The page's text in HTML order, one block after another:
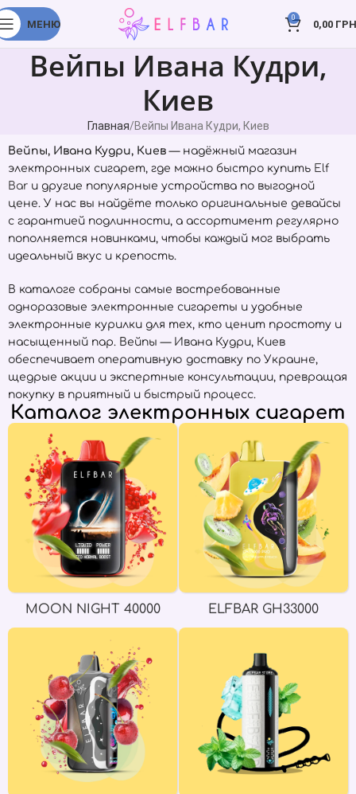
МЕНЮ
0
0,00
Вейпы Ивана Кудри,
Киев
Главная Вейпы Ивана Кудри, Киев
Вейпы, Ивана Кудри, Киев — надёжный магазин
электронных сигарет, где можно быстро купить Elf
Bar и другие популярные устройства по выгодной
цене. У нас вы найдёте только оригинальные девайсы
с гарантией подлинности, а ассортимент регулярно
пополняется новинками, чтобы каждый мог выбрать
идеальный вкус и крепость.
В каталоге собраны самые востребованные
одноразовые электронные сигареты и удобные
электронные курилки для тех, кто ценит простоту и
насыщенный пар. Вейпы — Ивана Кудри, Киев
обеспечивает оперативную доставку по Украине,
щедрые акции и экспертные консультации, превращая
покупку в приятный и быстрый процесс.
Каталог электронных сигарет
MOON NIGHT 40000 ELFBAR GH33000